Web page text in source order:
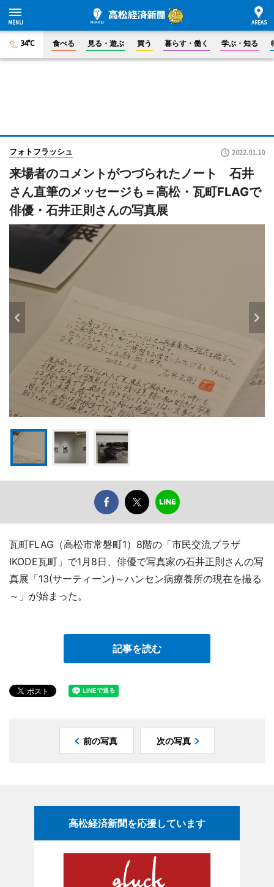
34°C 食べる 見る・遊ぶ 買う 暮らす・働く 学ぶ・知る
フォトフラッシュ 2022.01.10
来場者のコメントがつづられたノート 石井
さん直筆のメッセージも＝高松・瓦町FLAGで
俳優・石井正則さんの写真展
瓦町FLAG（高松市常磐町1）8階の「市民交流プラザ
IKODE瓦町」で1月8日、俳優で写真家の石井正則さんの写
真展「13(サーティーン)～ハンセン病療養所の現在を撮る
～」が始まった。
記事を読む
前の写真 次の写真
高松経済新聞を応援しています